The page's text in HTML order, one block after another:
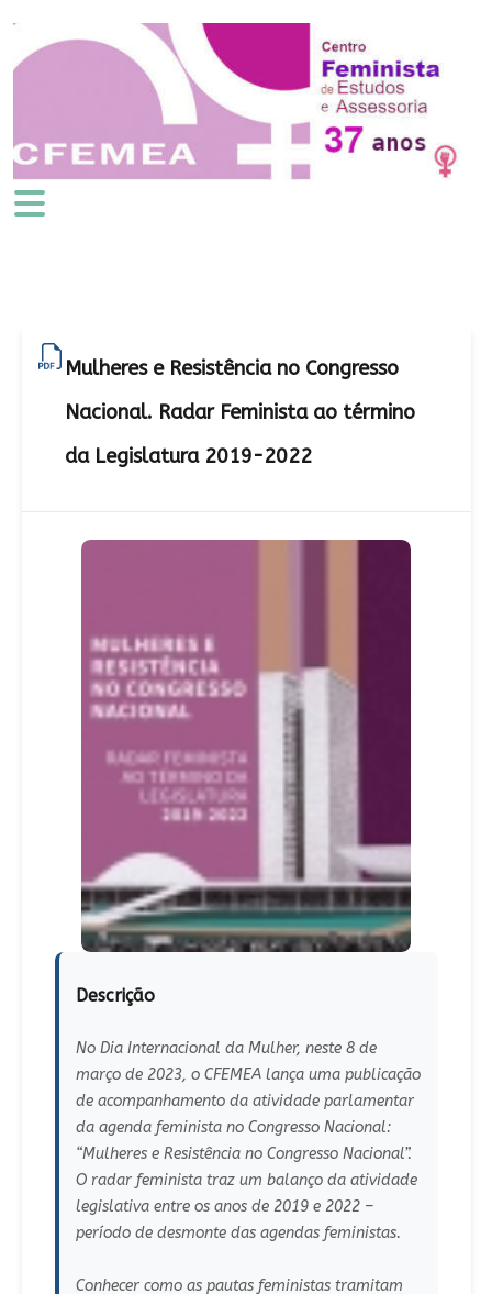
Mulheres e Resistência no Congresso
Nacional. Radar Feminista ao término
da Legislatura 2019-2022
Descrição
No Dia Internacional da Mulher, neste 8 de
março de 2023, o CFEMEA lança uma publicação
de acompanhamento da atividade parlamentar
da agenda feminista no Congresso Nacional:
“Mulheres e Resistência no Congresso Nacional”.
O radar feminista traz um balanço da atividade
legislativa entre os anos de 2019 e 2022 –
período de desmonte das agendas feministas.
Conhecer como as pautas feministas tramitam